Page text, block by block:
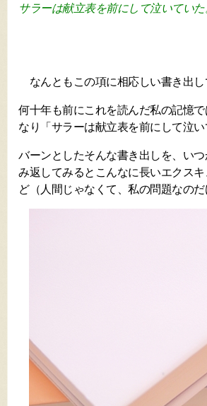
サラーは献立表を前にして泣いていた
なんともこの項に相応しい書き出し
何十年も前にこれを読んだ私の記憶
なり「サラーは献立表を前にして泣
バーンとしたそんな書き出しを、い
み返してみるとこんなに長いエクス
ど（人間じゃなくて、私の問題なの